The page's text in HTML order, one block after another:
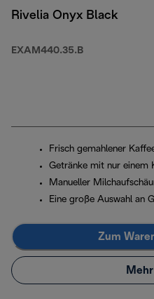
Rivelia Onyx Black
EXAM440.35.B
Frisch gemahlener
Getränke mit nur einem
Manueller
Eine große Auswahl an
Zum